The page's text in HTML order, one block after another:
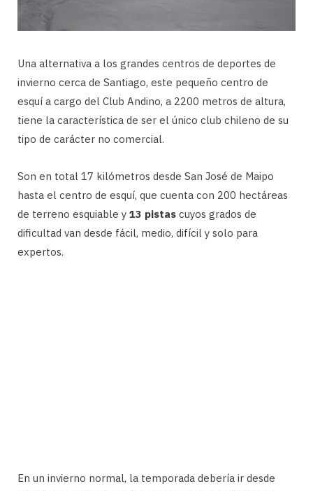
Una alternativa a los grandes centros de deportes de
invierno cerca de Santiago, este pequeño centro de
esquí a cargo del Club Andino, a 2200 metros de altura,
tiene la característica de ser el único club chileno de su
tipo de carácter no comercial.
Son en total 17 kilómetros desde San José de Maipo
hasta el centro de esquí, que cuenta con 200 hectáreas
de terreno esquiable y 13 pistas cuyos grados de
dificultad van desde fácil, medio, difícil y solo para
expertos.
En un invierno normal, la temporada debería ir desde